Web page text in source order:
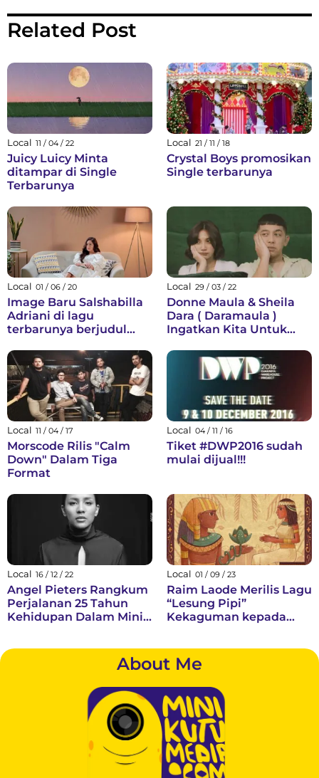
Related Post
Local 11 / 04 / 22
Juicy Luicy Minta
ditampar di Single
Terbarunya
Local 21 / 11 / 18
Crystal Boys promosikan
Single terbarunya
Local 01 / 06 / 20
Image Baru Salshabilla
Adriani di lagu
terbarunya berjudul
Local 29 / 03 / 22
Donne Maula & Sheila
Dara ( Daramaula )
Ingatkan Kita Untuk
Lewat Single ‘MALAS’
Local 11 / 04 / 17
Morscode Rilis "Calm
Down" Dalam Tiga
Format
Local 04 / 11 / 16
Tiket #DWP2016 sudah
mulai dijual!!!
Local 16 / 12 / 22
Angel Pieters Rangkum
Perjalanan 25 Tahun
Kehidupan Dalam Mini
Local 01 / 09 / 23
Raim Laode Merilis Lagu
“Lesung Pipi”
Kekaguman kepada
About Me